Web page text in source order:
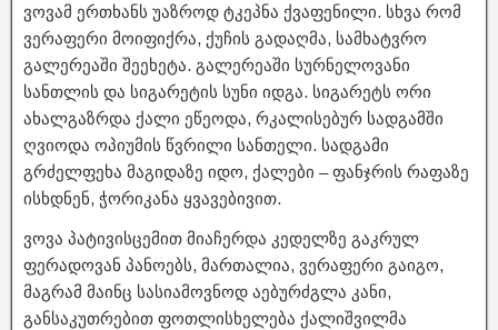
ვოვამ ერთხანს უაზროდ ტკეპნა ქვაფენილი. სხვა რომ
ვერაფერი მოიფიქრა, ქუჩის გადაღმა, სამხატვრო
გალერეაში შეეხეტა. გალერეაში სურნელოვანი
სანთლის და სიგარეტის სუნი იდგა. სიგარეტს ორი
ახალგაზრდა ქალი ეწეოდა, რკალისებურ სადგამში
ღვიოდა ოპიუმის წვრილი სანთელი. სადგამი
გრძელფეხა მაგიდაზე იდო, ქალები – ფანჯრის რაფაზე
ისხდნენ, ჭორიკანა ყვავებივით.
ვოვა პატივისცემით მიაჩერდა კედელზე გაკრულ
ფერადოვან პანოებს, მართალია, ვერაფერი გაიგო,
მაგრამ მაინც სასიამოვნოდ აებურძგლა კანი,
განსაკუთრებით ფოთლისხელება ქალიშვილმა